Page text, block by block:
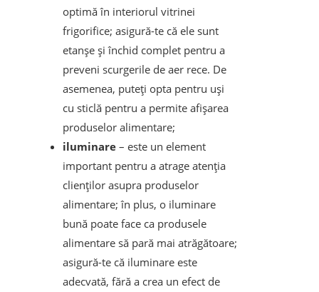
optimă în interiorul vitrinei
frigorifice; asigură-te că ele sunt
etanșe și închid complet pentru a
preveni scurgerile de aer rece. De
asemenea, puteți opta pentru uși
cu sticlă pentru a permite afișarea
produselor alimentare;
iluminare – este un element
important pentru a atrage atenția
clienților asupra produselor
alimentare; în plus, o iluminare
bună poate face ca produsele
alimentare să pară mai atrăgătoare;
asigură-te că iluminare este
adecvată, fără a crea un efect de